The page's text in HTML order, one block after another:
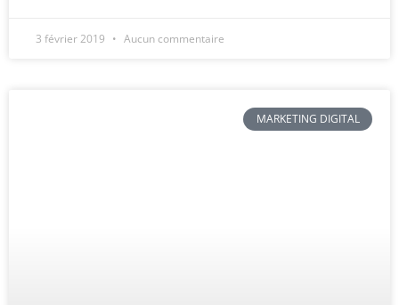
3 février 2019 Aucun commentaire
MARKETING DIGITAL